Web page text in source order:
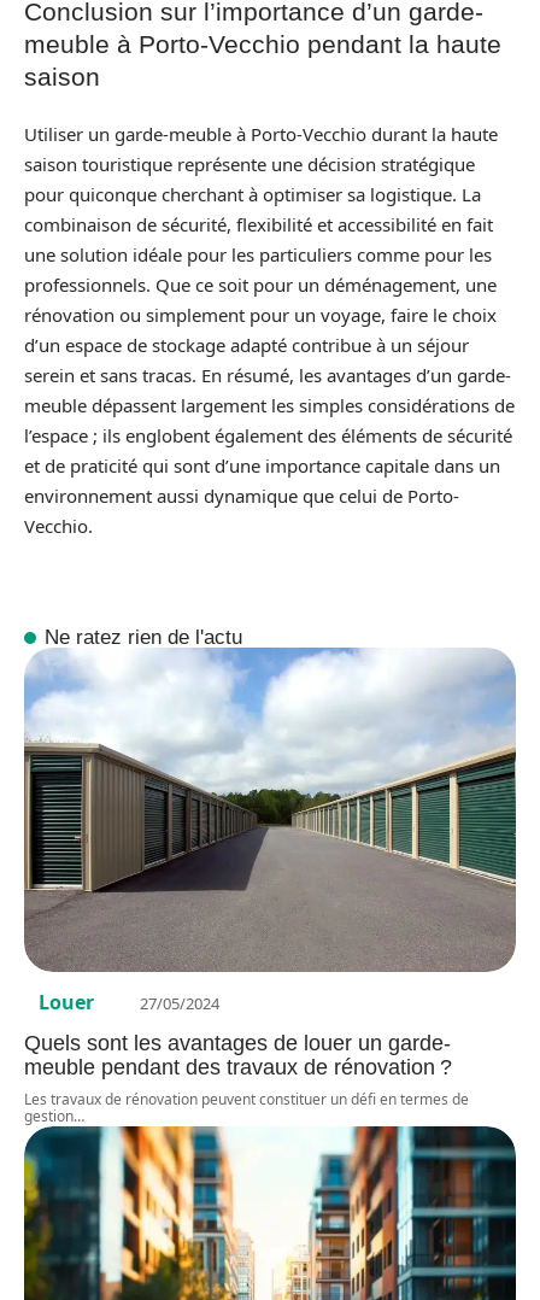
Conclusion sur l’importance d’un garde-
meuble à Porto-Vecchio pendant la haute
saison
Utiliser un garde-meuble à Porto-Vecchio durant la haute
saison touristique représente une décision stratégique
pour quiconque cherchant à optimiser sa logistique. La
combinaison de sécurité, flexibilité et accessibilité en fait
une solution idéale pour les particuliers comme pour les
professionnels. Que ce soit pour un déménagement, une
rénovation ou simplement pour un voyage, faire le choix
d’un espace de stockage adapté contribue à un séjour
serein et sans tracas. En résumé, les avantages d’un garde-
meuble dépassent largement les simples considérations de
l’espace ; ils englobent également des éléments de sécurité
et de praticité qui sont d’une importance capitale dans un
environnement aussi dynamique que celui de Porto-
Vecchio.
Ne ratez rien de l'actu
Louer 27/05/2024
Quels sont les avantages de louer un garde-
meuble pendant des travaux de rénovation ?
Les travaux de rénovation peuvent constituer un défi en termes de
gestion…